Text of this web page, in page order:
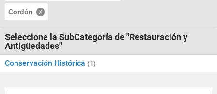
Cordón
Seleccione la SubCategoría de "Restauración y
Antigüedades"
Conservación Histórica (1)